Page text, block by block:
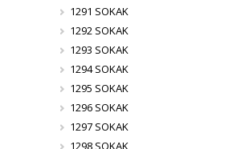
1291 SOKAK
1292 SOKAK
1293 SOKAK
1294 SOKAK
1295 SOKAK
1296 SOKAK
1297 SOKAK
1298 SOKAK